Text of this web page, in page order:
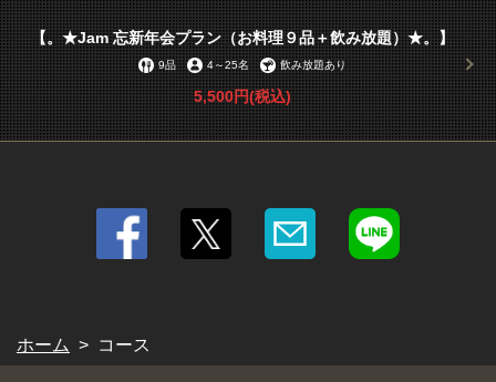
【。★Jam 忘新年会プラン（お料理９品＋飲み放題）★。】
9品 4～25名 飲み放題あり
5,500円(税込)
ホーム コース
京都府宇治市小倉町南浦21-32
https://bistrojam.owst.jp/courses
お店情報をコピー
閉じる